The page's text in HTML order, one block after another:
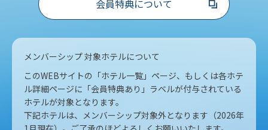
会員特典について
メンバーシップ 対象ホテルについて
このWEBサイトの「ホテル一覧」ページ、もしくは各ホテ
ル詳細ページに「会員特典あり」ラベルが付与されている
ホテルが対象となります。
下記ホテルは、メンバーシップ対象外となります（2026年